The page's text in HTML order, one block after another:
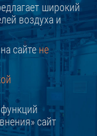
широкий
воздуха и
сайтене
сайт